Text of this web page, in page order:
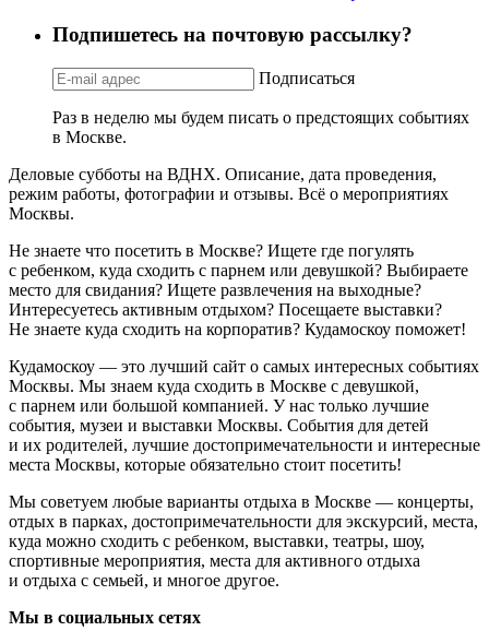
Подпишетесь на почтовую рассылку?
Подписаться
Раз в неделю мы будем писать о предстоящих событиях
в Москве.
Деловые субботы на ВДНХ. Описание, дата проведения,
режим работы, фотографии и отзывы. Всё о мероприятиях
Москвы.
Не знаете что посетить в Москве? Ищете где погулять
с ребенком, куда сходить с парнем или девушкой? Выбираете
место для свидания? Ищете развлечения на выходные?
Интересуетесь активным отдыхом? Посещаете выставки?
Не знаете куда сходить на корпоратив? Кудамоскоу поможет!
Кудамоскоу — это лучший сайт о самых интересных событиях
Москвы. Мы знаем куда сходить в Москве с девушкой,
с парнем или большой компанией. У нас только лучшие
события, музеи и выставки Москвы. События для детей
и их родителей, лучшие достопримечательности и интересные
места Москвы, которые обязательно стоит посетить!
Мы советуем любые варианты отдыха в Москве — концерты,
отдых в парках, достопримечательности для экскурсий, места,
куда можно сходить с ребенком, выставки, театры, шоу,
спортивные мероприятия, места для активного отдыха
и отдыха с семьей, и многое другое.
Мы в социальных сетях